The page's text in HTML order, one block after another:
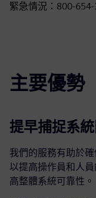
緊急情況：800-
主要優勢
提早捕捉系
我們的服務有助於
以提高操作員和人
高整體系統可靠性。